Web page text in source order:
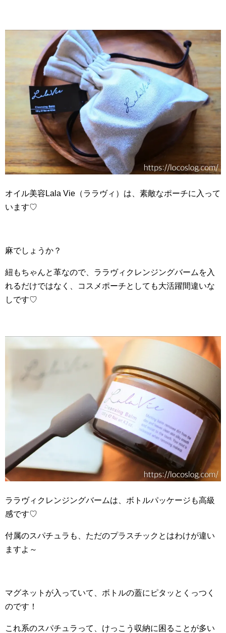
オイル美容Lala Vie（ララヴィ）は、素敵なポーチに入って
います♡
麻でしょうか？
紐もちゃんと革なので、ララヴィクレンジングバームを入
れるだけではなく、コスメポーチとしても大活躍間違いな
しです♡
ララヴィクレンジングバームは、ボトルパッケージも高級
感です♡
付属のスパチュラも、ただのプラスチックとはわけが違い
ますよ～
マグネットが入っていて、ボトルの蓋にピタッとくっつく
のです！
これ系のスパチュラって、けっこう収納に困ることが多い